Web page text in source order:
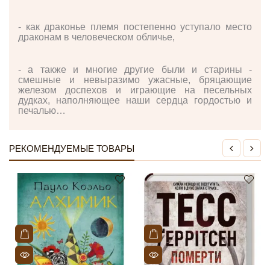
- как драконье племя постепенно уступало место
драконам в человеческом обличье,
- а также и многие другие были и старины -
смешные и невыразимо ужасные, бряцающие
железом доспехов и играющие на песельных
дудках, наполняющее наши сердца гордостью и
печалью…
РЕКОМЕНДУЕМЫЕ ТОВАРЫ